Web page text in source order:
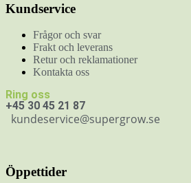
Kundservice
Frågor och svar
Frakt och leverans
Retur och reklamationer
Kontakta oss
Ring oss
+45 30 45 21 87
kundeservice@supergrow.se
Öppettider